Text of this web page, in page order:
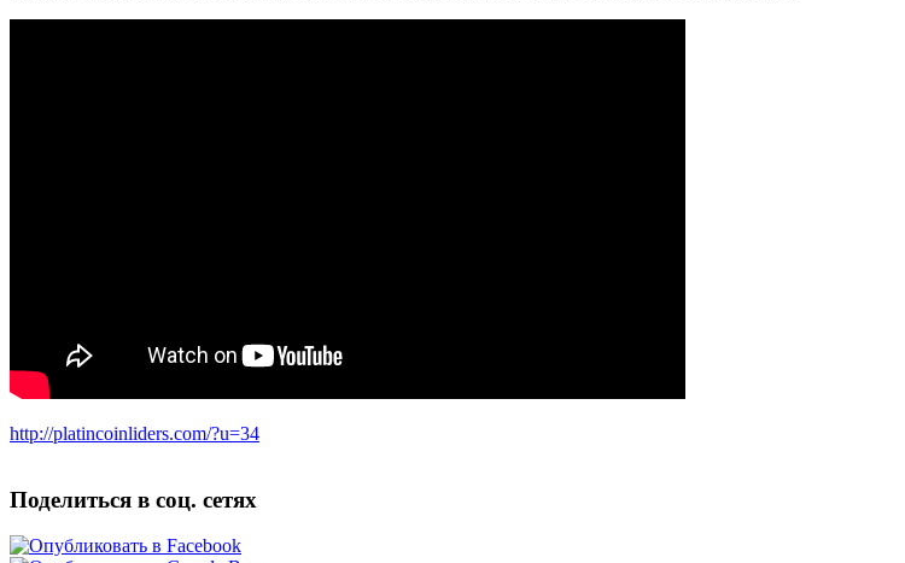
http://platincoinliders.com/?u=34
Поделиться в соц. сетях